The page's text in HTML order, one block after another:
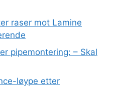
raser mot Lamine
pipemontering: – Skal
løype etter